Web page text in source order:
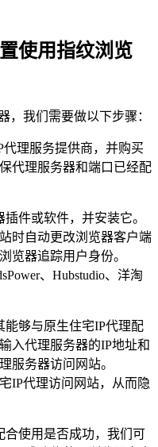
使用指纹浏览
，我们需要做以下步骤：
理服务提供商，并购买
代理服务器和端口已经配
件或软件，并安装它。
时自动更改浏览器客户端
览器追踪用户身份。
、Hubstudio、洋淘
能够与原生住宅IP代理配
入代理服务器的IP地址和
服务器访问网站。
IP代理访问网站，从而隐
合使用是否成功，我们可